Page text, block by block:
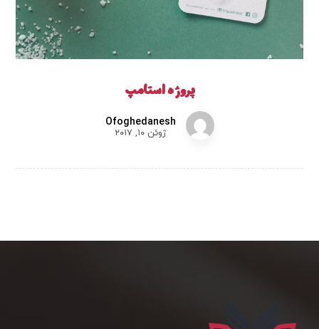
پروژه استامپ
Ofoghedanesh
ژوئن ۱۰, ۲۰۱۷